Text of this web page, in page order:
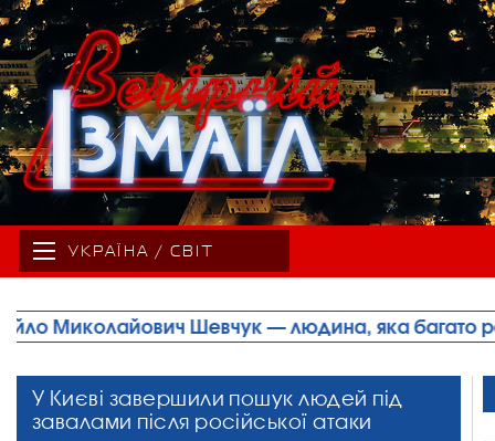
УКРАЇНА / СВІТ
яка багато років свого життя присвятила
У Києві завершили пошук людей під
завалами після російської атаки